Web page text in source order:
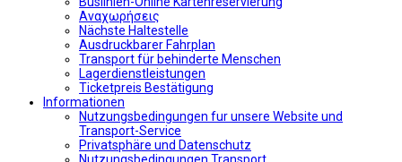
Αναχωρήσεις
Nächste Haltestelle
Αusdruckbarer Fahrplan
Transport für behinderte Menschen
Lagerdienstleistungen
Ticketpreis Bestätigung
Informationen
Nutzungsbedingungen fur unsere Website und
Transport-Service
Privatsphäre und Datenschutz
Nutzungsbedingungen Transport